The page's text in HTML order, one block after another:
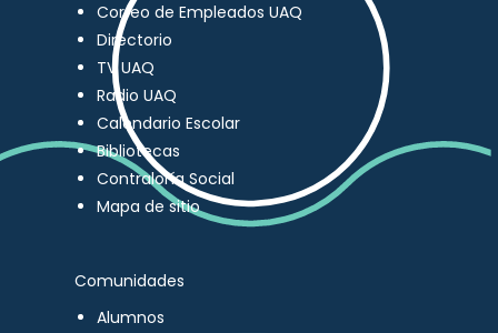
Correo de Empleados UAQ
Directorio
TV UAQ
Radio UAQ
Calendario Escolar
Bibliotecas
Contraloría Social
Mapa de sitio
Comunidades
Alumnos